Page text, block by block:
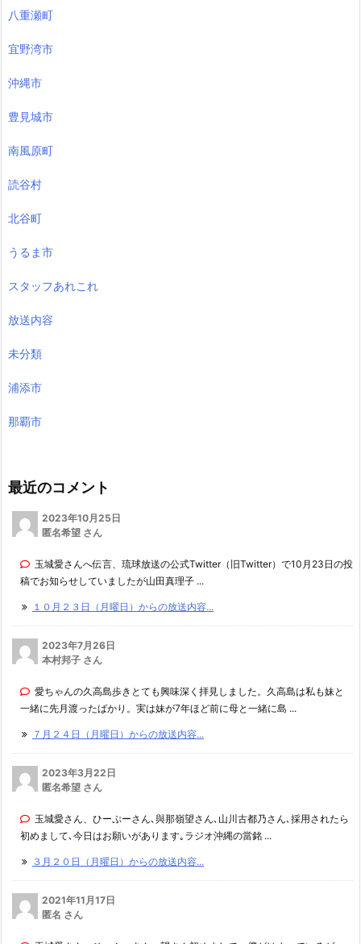
八重瀬町
宜野湾市
沖縄市
豊見城市
南風原町
読谷村
北谷町
うるま市
スタッフあれこれ
放送内容
未分類
浦添市
那覇市
最近のコメント
2023年10月25日
匿名希望 さん
玉城愛さんへ伝言、琉球放送の公式Twitter（旧Twitter）で10月23日の投
稿でお知らせしていましたが山田真理子 ...
１０月２３日（月曜日）からの放送内容...
2023年7月26日
本村邦子 さん
愛ちゃんの久高島歩きとても興味深く拝見しました。久高島は私も妹と
一緒に先月渡ったばかり。実は妹が7年ほど前に母と一緒に島 ...
７月２４日（月曜日）からの放送内容...
2023年3月22日
匿名希望 さん
玉城愛さん、ひーぷーさん､與那嶺望さん､山川古都乃さん､採用されたら
初めまして､今日はお願いがあります｡ラジオ沖縄の當銘 ...
３月２０日（月曜日）からの放送内容...
2021年11月17日
匿名 さん